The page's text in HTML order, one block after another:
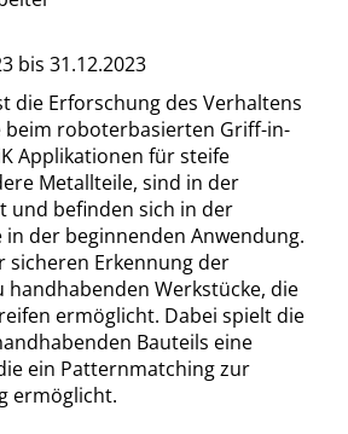
bis 31.12.2023
die Erforschung des Verhaltens
beim roboterbasierten Griff-in-
Applikationen für steife
Metallteile, sind in der
und befinden sich in der
der beginnenden Anwendung.
sicheren Erkennung der
handhabenden Werkstücke, die
ermöglicht. Dabei spielt die
Bauteils eine
ein Patternmatching zur
ermöglicht.